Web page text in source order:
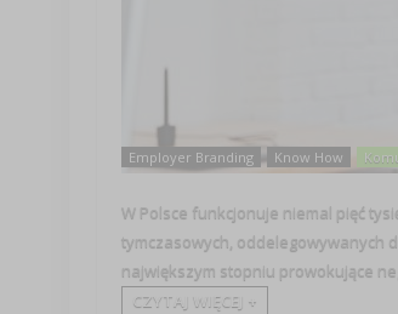
Employer Branding Know How
W Polsce funkcjonuje niemal pięć
tymczasowych, oddelegowywanych
największym stopniu prowokujące
CZYTAJ WIĘCEJ +